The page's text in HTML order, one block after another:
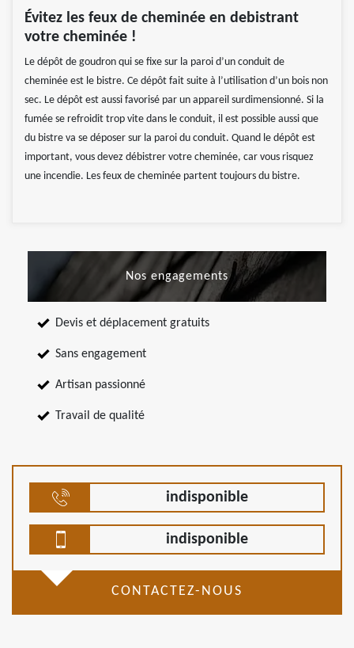
Évitez les feux de cheminée en debistrant
votre cheminée !
Le dépôt de goudron qui se fixe sur la paroi d’un conduit de
cheminée est le bistre. Ce dépôt fait suite à l’utilisation d’un bois non
sec. Le dépôt est aussi favorisé par un appareil surdimensionné. Si la
fumée se refroidit trop vite dans le conduit, il est possible aussi que
du bistre va se déposer sur la paroi du conduit. Quand le dépôt est
important, vous devez débistrer votre cheminée, car vous risquez
une incendie. Les feux de cheminée partent toujours du bistre.
Nos engagements
Devis et déplacement gratuits
Sans engagement
Artisan passionné
Travail de qualité
indisponible
indisponible
CONTACTEZ-NOUS